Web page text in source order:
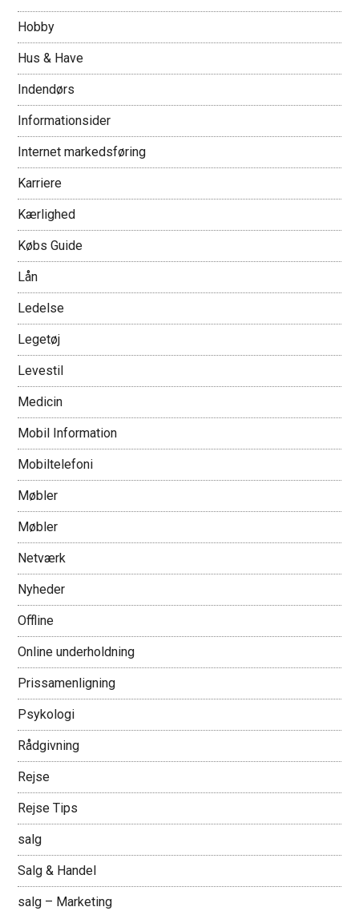
Hobby
Hus & Have
Indendørs
Informationsider
Internet markedsføring
Karriere
Kærlighed
Købs Guide
Lån
Ledelse
Legetøj
Levestil
Medicin
Mobil Information
Mobiltelefoni
Møbler
Møbler
Netværk
Nyheder
Offline
Online underholdning
Prissamenligning
Psykologi
Rådgivning
Rejse
Rejse Tips
salg
Salg & Handel
salg – Marketing